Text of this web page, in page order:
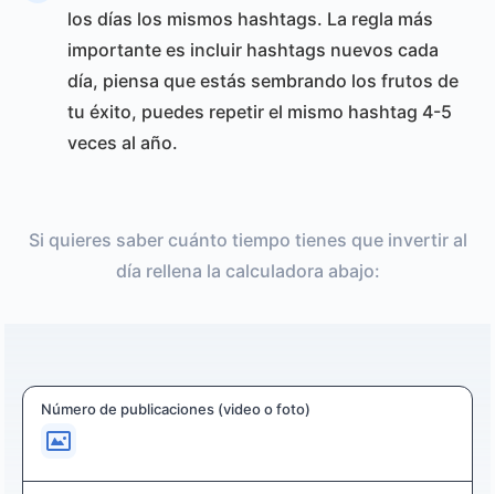
los días los mismos hashtags. La regla más
importante es incluir hashtags nuevos cada
día, piensa que estás sembrando los frutos de
tu éxito, puedes repetir el mismo hashtag 4-5
veces al año.
Si quieres saber cuánto tiempo tienes que invertir al
día rellena la calculadora abajo:
Número de publicaciones (video o foto)